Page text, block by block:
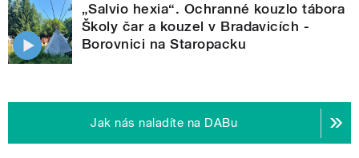
„Salvio hexia“. Ochranné kouzlo tábora
Školy čar a kouzel v Bradavicích -
Borovnici na Staropacku
Jak nás naladíte na DABu